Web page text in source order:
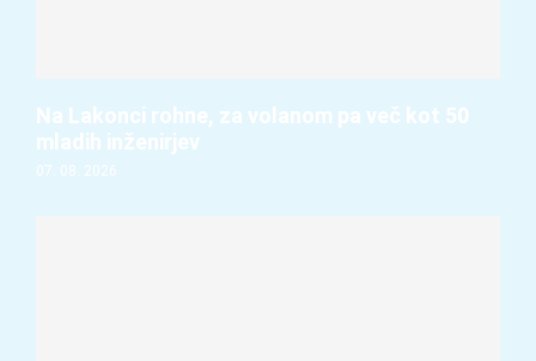
Na Lakonci rohne, za volanom pa več kot 50
mladih inženirjev
07. 08. 2026